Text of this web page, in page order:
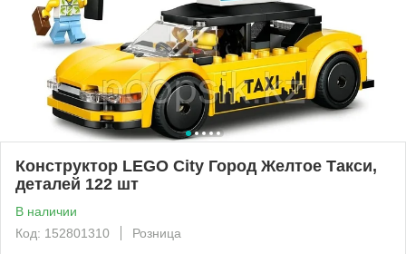
Конструктор LEGO City Город Желтое Такси,
деталей 122 шт
В наличии
Код: 152801310
Розница